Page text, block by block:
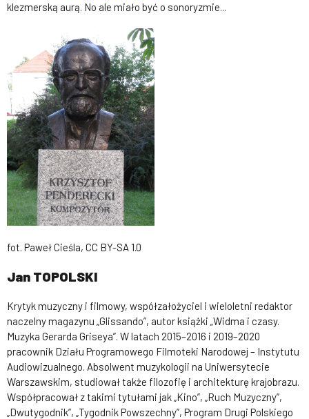
klezmerską aurą. No ale miało być o sonoryzmie...
fot. Paweł Cieśla, CC BY-SA 1.0
Jan TOPOLSKI
Krytyk muzyczny i filmowy, współzałożyciel i wieloletni redaktor
naczelny magazynu „Glissando”, autor książki Widma i czasy.
Muzyka Gerarda Griseya”. W latach 2015–2016 i 2019–2020
pracownik Działu Programowego Filmoteki Narodowej – Instytutu
Audiowizualnego. Absolwent muzykologii na Uniwersytecie
Warszawskim, studiował także filozofię i architekturę krajobrazu.
Współpracował z takimi tytułami jak „Kino”, „Ruch Muzyczny”,
„Dwutygodnik”, „Tygodnik Powszechny”, Program Drugi Polskiego